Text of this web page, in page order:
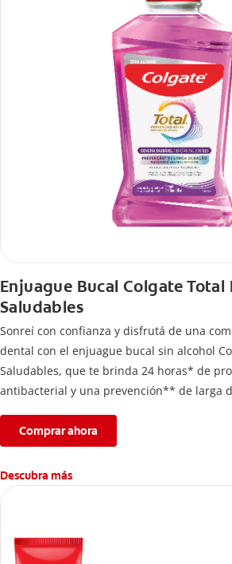
Enjuague Bucal Colgate Total
Saludables
Sonreí con confianza y disfrutá de una
dental con el enjuague bucal sin alcohol
Saludables, que te brinda 24 horas* de
antibacterial y una prevención** de larga
Comprar ahora
Descubra más